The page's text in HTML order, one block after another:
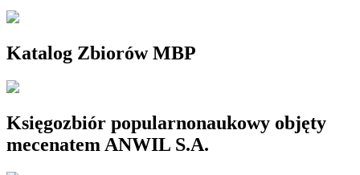
Katalog Zbiorów MBP
Księgozbiór popularnonaukowy objęty
mecenatem ANWIL S.A.